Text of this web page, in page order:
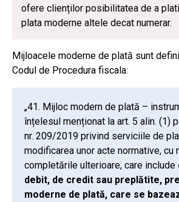
ofere clienților posibilitatea de a
plata moderne altele decat numerar.
Mijloacele moderne de plată sunt
Codul de Procedura fiscala:
„41. Mijloc modern de plată –
înțelesul menționat la art. 5 alin. (1)
nr. 209/2019 privind serviciile de
modificarea unor acte normative, cu
completările ulterioare, care include
debit, de credit sau preplătite,
moderne de plată, care se